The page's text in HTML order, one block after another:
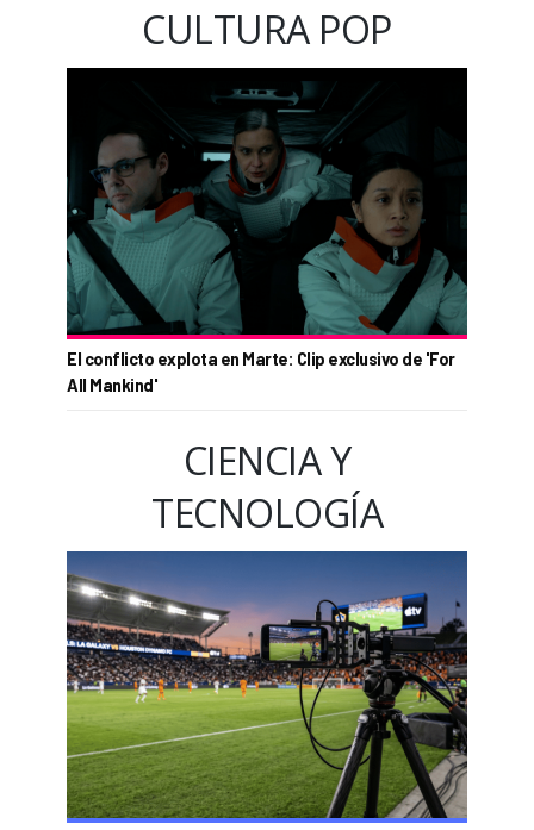
CULTURA POP
El conflicto explota en Marte: Clip exclusivo de 'For
All Mankind'
CIENCIA Y
TECNOLOGÍA